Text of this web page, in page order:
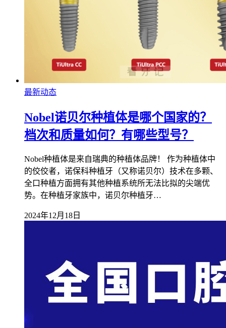
最新动态
Nobel诺贝尔种植体是哪个国家的？
档次和质量如何？有哪些型号？
Nobel种植体是来自瑞典的种植体品牌！ 作为种植体中
的佼佼者，诺保科种植牙（又称诺贝尔）技术在多颗、
全口种植方面拥有其他种植系统所无法比拟的尖端优
势。在种植牙家族中，诺贝尔种植牙…
2024年12月18日